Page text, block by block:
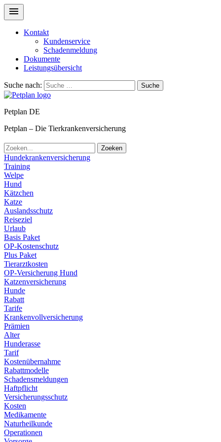
Kontakt
Kundenservice
Schadenmeldung
Dokumente
Leistungsübersicht
Suche nach: Suche
Petplan DE
Petplan – Die Tierkrankenversicherung
Zoeken
Hundekrankenversicherung
Training
Welpe
Hund
Kätzchen
Katze
Auslandsschutz
Reiseziel
Urlaub
Basis Paket
OP-Kostenschutz
Plus Paket
Tierarztkosten
OP-Versicherung Hund
Katzenversicherung
Hunde
Rabatt
Tarife
Krankenvollversicherung
Prämien
Alter
Hunderasse
Tarif
Kostenübernahme
Rabattmodelle
Schadensmeldungen
Haftpflicht
Versicherungsschutz
Kosten
Medikamente
Naturheilkunde
Operationen